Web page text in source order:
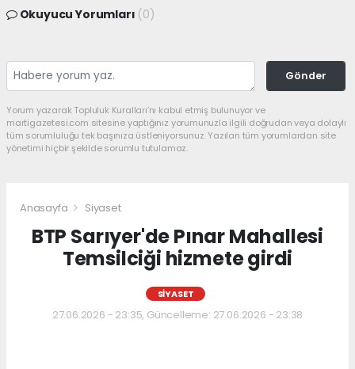
Okuyucu Yorumları (0)
Gönder
Yorum yazarak Topluluk Kuralları’nı kabul etmiş bulunuyor ve
martigazetesi.com sitesine yaptığınız yorumunuzla ilgili doğrudan veya dolaylı
tüm sorumluluğu tek başınıza üstleniyorsunuz. Yazılan tüm yorumlardan site
yönetimi hiçbir şekilde sorumlu tutulamaz.
Anasayfa Siyaset
BTP Sarıyer'de Pınar Mahallesi
Temsilciği hizmete girdi
SIYASET
27.06.2026 - 23:35, Güncelleme: 27.06.2026 - 23:38